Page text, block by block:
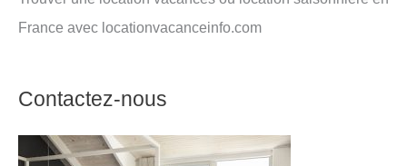
France avec locationvacanceinfo.com
Contactez-nous